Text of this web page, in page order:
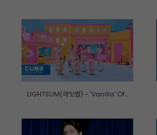
LIGHTSUM(라잇썸) - 'Vanilla' Of...